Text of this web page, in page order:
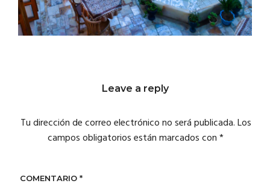
Leave a reply
Tu dirección de correo electrónico no será publicada.Los
campos obligatorios están marcados con*
COMENTARIO *